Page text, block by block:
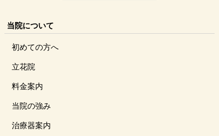
当院について
初めての方へ
立花院
料金案内
当院の強み
治療器案内